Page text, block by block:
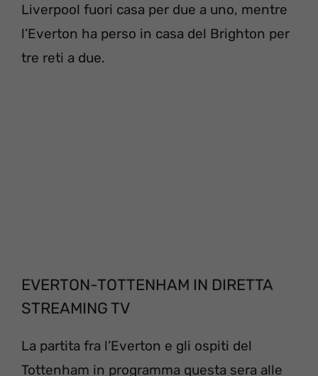
Liverpool fuori casa per due a uno, mentre
l’Everton ha perso in casa del Brighton per
tre reti a due.
EVERTON-TOTTENHAM IN DIRETTA
STREAMING TV
La partita fra l’Everton e gli ospiti del
Tottenham in programma questa sera alle